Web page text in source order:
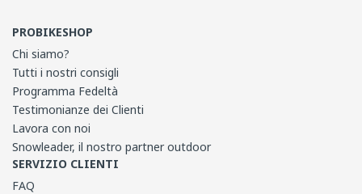
PROBIKESHOP
Chi siamo?
Tutti i nostri consigli
Programma Fedeltà
Testimonianze dei Clienti
Lavora con noi
Snowleader, il nostro partner outdoor
SERVIZIO CLIENTI
FAQ